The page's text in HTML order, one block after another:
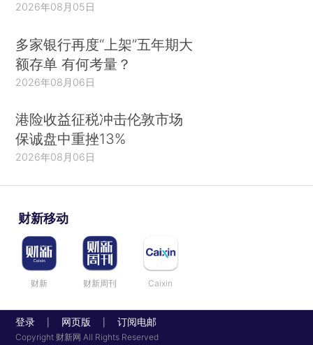
2026年08月05日
多家银行再度“上架”五年期大
额存单 有何考量？
2026年08月06日
港险收益征税冲击伦敦市场
保诚盘中重挫13%
2026年08月06日
财新移动
财新 财新周刊 Caixin
登录 网页版 订阅电邮
Copyright 财新网 All Rights Reserved